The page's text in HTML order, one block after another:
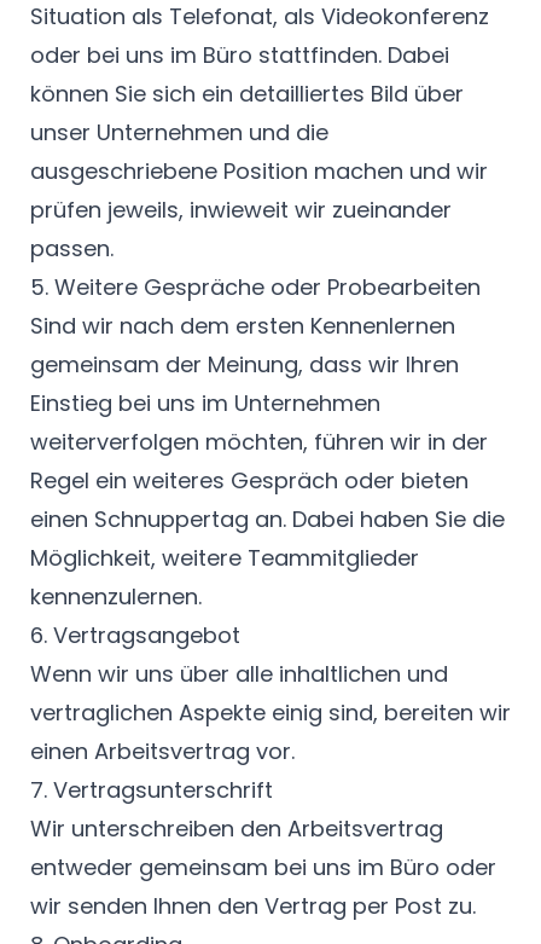
Situation als Telefonat, als Videokonferenz
oder bei uns im Büro stattfinden. Dabei
können Sie sich ein detailliertes Bild über
unser Unternehmen und die
ausgeschriebene Position machen und wir
prüfen jeweils, inwieweit wir zueinander
passen.
5. Weitere Gespräche oder Probearbeiten
Sind wir nach dem ersten Kennenlernen
gemeinsam der Meinung, dass wir Ihren
Einstieg bei uns im Unternehmen
weiterverfolgen möchten, führen wir in der
Regel ein weiteres Gespräch oder bieten
einen Schnuppertag an. Dabei haben Sie die
Möglichkeit, weitere Teammitglieder
kennenzulernen.
6. Vertragsangebot
Wenn wir uns über alle inhaltlichen und
vertraglichen Aspekte einig sind, bereiten wir
einen Arbeitsvertrag vor.
7. Vertragsunterschrift
Wir unterschreiben den Arbeitsvertrag
entweder gemeinsam bei uns im Büro oder
wir senden Ihnen den Vertrag per Post zu.